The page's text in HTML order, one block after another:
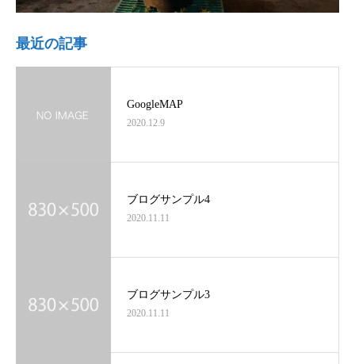
最近の記事
GoogleMAP
2020.12.9
ブログサンプル4
2020.11.11
ブログサンプル3
2020.11.11